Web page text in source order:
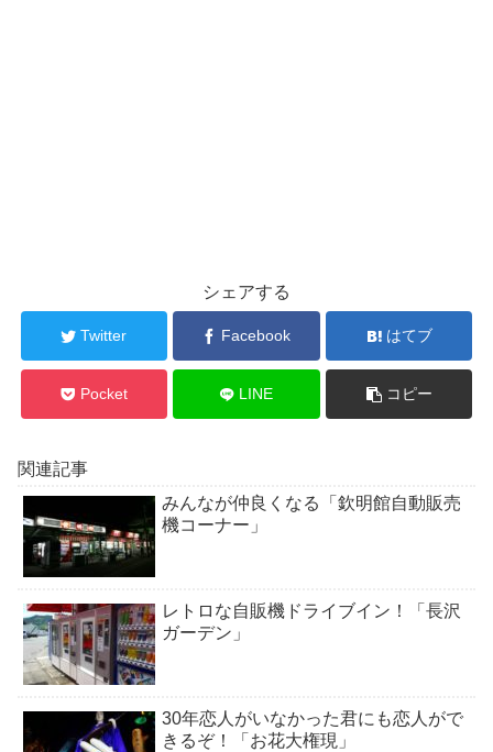
シェアする
Twitter Facebook はてブ
Pocket LINE コピー
関連記事
みんなが仲良くなる「欽明館自動販売
機コーナー」
レトロな自販機ドライブイン！「長沢
ガーデン」
30年恋人がいなかった君にも恋人がで
きるぞ！「お花大権現」